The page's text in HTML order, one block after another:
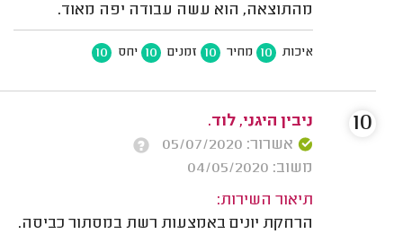
מהתוצאה, הוא עשה עבודה יפה מאוד.
איכות 10 מחיר 10 זמנים 10 יחס 10
ניבין היגני, לוד.
אשרור: 05/07/2020
משוב: 04/05/2020
תיאור השירות:
הרחקת יונים באמצעות רשת במסתור כביסה.
10